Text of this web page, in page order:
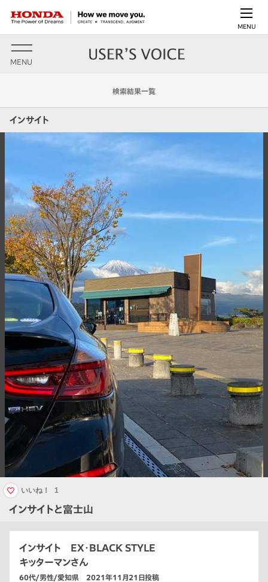
MENU
MENU
検索結果一覧
インサイト
インサイトと富士山
いいね！ 1
インサイト EX・BLACK STYLE
キッターマンさん
60代/男性/愛知県 2021年11月21日投稿